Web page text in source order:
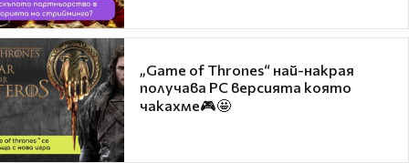
„Game of Thrones“ най-накрая
получава PC версията която
чакахме🎮🤩